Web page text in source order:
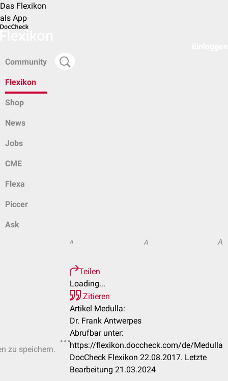
Das Flexikon
als App
Community
Flexikon
Shop
News
Jobs
CME
Flexa
Piccer
Ask
zu speichern.
A A A
Teilen
Loading...
Zitieren
Artikel Medulla:
Dr. Frank Antwerpes
Abrufbar unter:
https://flexikon.doccheck.com/de/Medulla
DocCheck Flexikon 22.08.2017. Letzte
Bearbeitung 21.03.2024